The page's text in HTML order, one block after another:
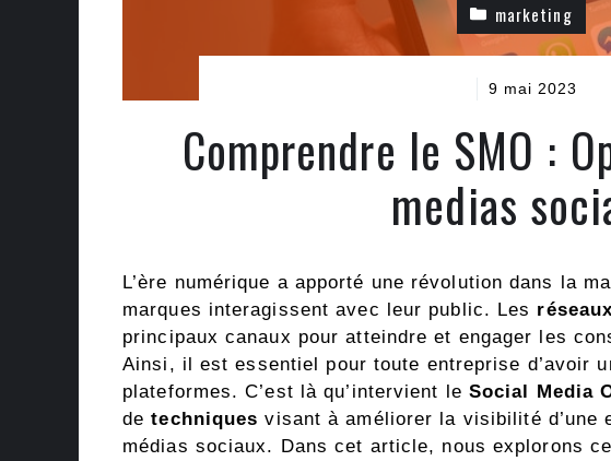
marketing
9 mai 2023
Comprendre le SMO :
medias
L’ère numérique a apporté une révolution dans la
marques interagissent avec leur public. Les
principaux canaux pour atteindre et engager les
Ainsi, il est essentiel pour toute entreprise d’avoir
plateformes. C’est là qu’intervient le Social Media
detechniques visant à améliorer la visibilité d’une
médias sociaux. Dans cet article, nous explorons